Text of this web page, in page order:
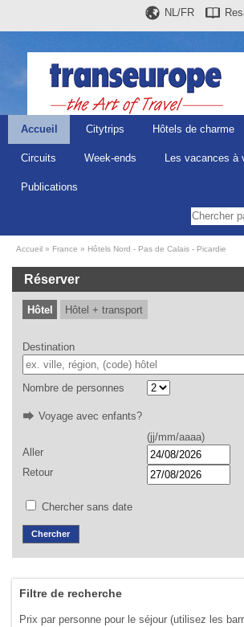
NL/FR
Accueil Citytrips Hôtels de charme
Circuits Week-ends Les vacances à
Publications
Accueil France Hôtels Nord - Pas de Calais - Picardie
Réserver
Hôtel Hôtel + transport
Destination
Nombre de personnes
Voyage avec enfants?
(jj/mm/aaaa)
Aller
Retour
Chercher sans date
Filtre de recherche
Prix par personne pour le séjour (utilisez les